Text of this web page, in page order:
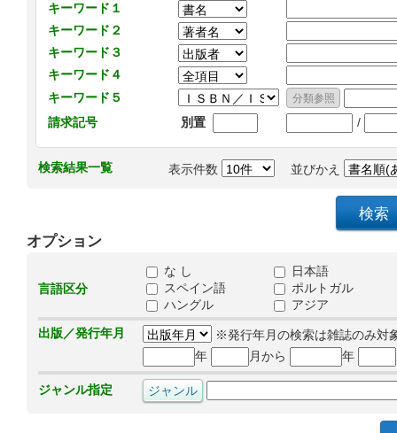
キーワード１
キーワード２
キーワード３
キーワード４
キーワード５
請求記号
別置 /
検索結果一覧 表示件数 並びかえ
オプション
言語区分
な し
日本語
スペイン語
ポルトガル
ハングル
アジア
出版／発行年月
※発行年月の検索は雑誌のみ対
年
月から 年
ジャンル指定